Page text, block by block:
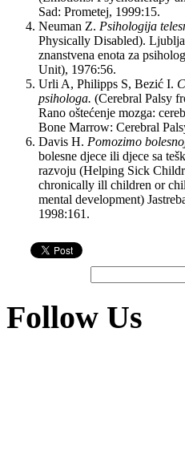
Sad: Prometej, 1999:15.
Neuman Z. Psihologija
Physically Disabled).
znanstvena enota za
Unit), 1976:56.
Urli A, Philipps S, Bezić I.
psihologa. (Cerebral Palsy
Rano oštećenje mozga:
Bone Marrow: Cerebral
Davis H. Pomozimo
bolesne djece ili djece sa
razvoju (Helping Sick
chronically ill children or
mental development)
1998:161.
Follow Us